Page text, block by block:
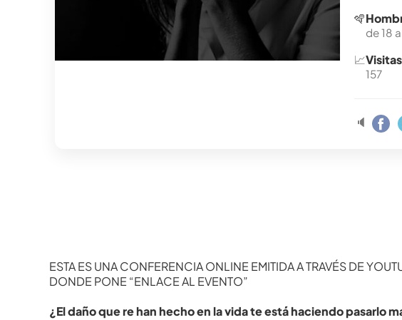
🪇
de 18
📈Visitas
157
🔈
ESTA ES UNA CONFERENCIA ONLINE EMITIDA A TRAVÉS DE
DONDE PONE “ENLACE AL EVENTO”
¿El daño que re han hecho en la vida te está haciendo pasarlo